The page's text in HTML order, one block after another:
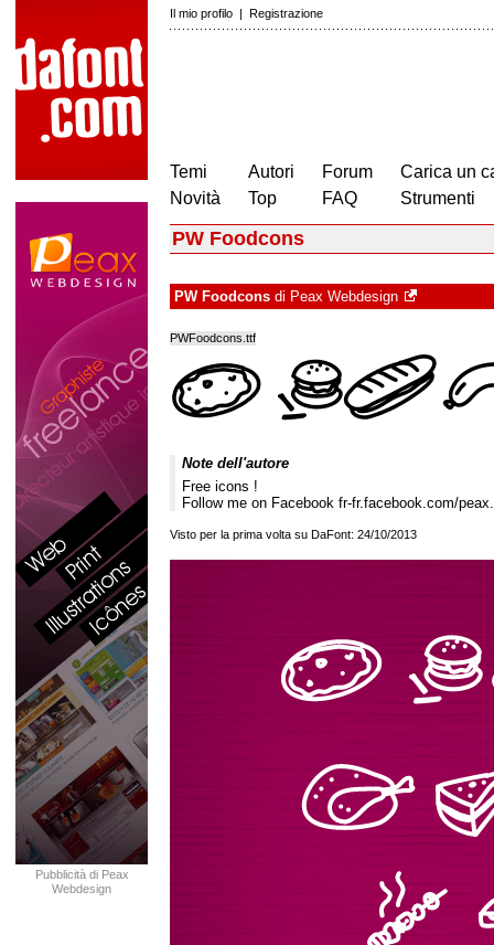
Il mio profilo | Registrazione
Temi
Novità
Autori
Top
Forum
FAQ
Carica un
Strumenti
Pubblicità di Peax
Webdesign
PW Foodcons
PW Foodcons di Peax Webdesign
PWFoodcons.ttf
Note dell'autore
Free icons !
Follow me on Facebook fr-fr.facebook.com/
Visto per la prima volta su DaFont: 24/10/2013